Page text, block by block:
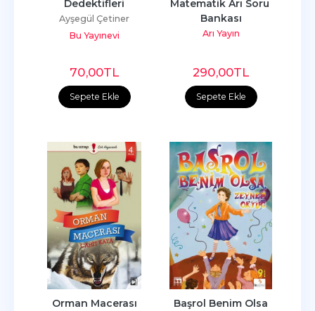
Sepete Ekle
Dedektifleri
Ayşegül Çetiner
Bu Yayınevi
70,00TL
Sepete Ekle
Matematik Arı Soru
Bankası
Arı Yayın
290,00TL
Orman Macerası Başrol Benim Olsa